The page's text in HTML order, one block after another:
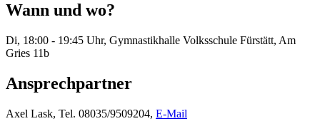
Wann und wo?
Di, 18:00 - 19:45 Uhr, Gymnastikhalle Volksschule Fürstätt, Am
Gries 11b
Ansprechpartner
Axel Lask, Tel. 08035/9509204, E-Mail